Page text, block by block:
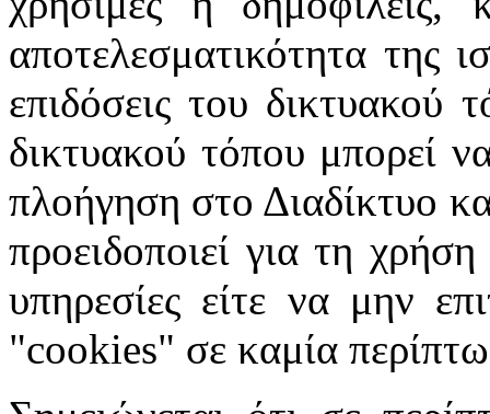
αποτελεσματικότητα της
επιδόσεις του δικτυακού
δικτυακού τόπου μπορεί
πλοήγηση στο Διαδίκτυο
προειδοποιεί για τη
υπηρεσίες είτε να μην
"cookies" σε καμία